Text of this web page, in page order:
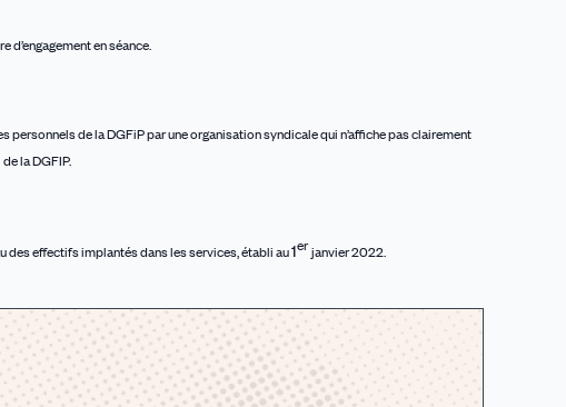
d’engagement en séance.
de la DGFiP par une organisation syndicale qui n’affiche pas clairement
la DGFIP.
des effectifs implantés dans les services, établi au1erjanvier 2022.